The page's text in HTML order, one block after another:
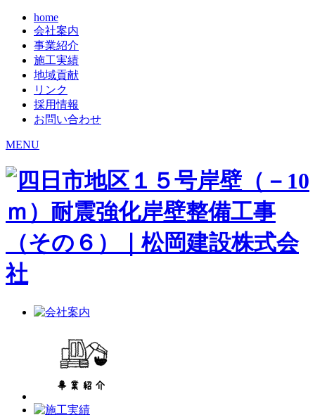
home
会社案内
事業紹介
施工実績
地域貢献
リンク
採用情報
お問い合わせ
MENU